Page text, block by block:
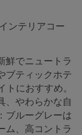
ンテリアコー
鮮でニュートラ
ブティックホテ
におすすめ。
、やわらかな自
ブルーグレーは
ム、高コントラ